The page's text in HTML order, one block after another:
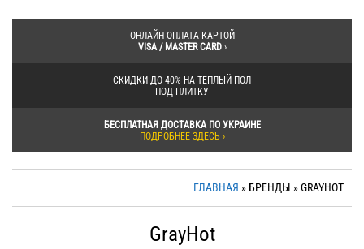
ОНЛАЙН ОПЛАТА КАРТОЙ
VISA / MASTER CARD›
СКИДКИ ДО 40% НА ТЕПЛЫЙ ПОЛ
ПОД ПЛИТКУ
БЕСПЛАТНАЯ ДОСТАВКА ПО УКРАИНЕ
ПОДРОБНЕЕ ЗДЕСЬ ›
ГЛАВНАЯ » БРЕНДЫ » GRAYHOT
GrayHot